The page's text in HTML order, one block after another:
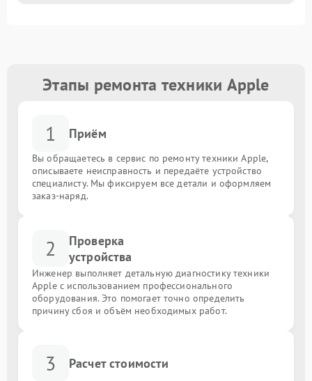
Этапы ремонта техники Apple
1 Приём
Вы обращаетесь в сервис по ремонту техники Apple,
описываете неисправность и передаёте устройство
специалисту. Мы фиксируем все детали и оформляем
заказ-наряд.
2
Проверка
устройства
Инженер выполняет детальную диагностику техники
Apple с использованием профессионального
оборудования. Это помогает точно определить
причину сбоя и объём необходимых работ.
3 Расчет стоимости